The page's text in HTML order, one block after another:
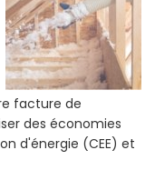
facture de
des économies
d'énergie (CEE) et